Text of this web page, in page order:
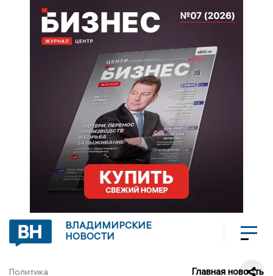
ВЛАДИМИРСКИЕ
НОВОСТИ
Политика Главная новость